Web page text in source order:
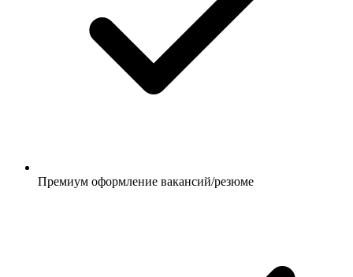
Премиум оформление вакансий/резюме